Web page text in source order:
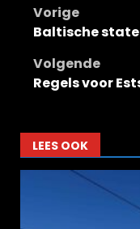
Bericht
navigatie
Vorige
Baltische
Volgende
Regels voor
LEES OOK